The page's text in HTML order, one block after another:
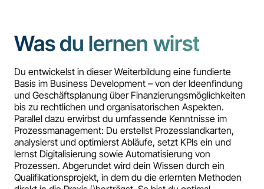
Was du lernen wirst
Du entwickelst in dieser Weiterbildung eine fundierte
Basis im Business Development – von der Ideenfindung
und Geschäftsplanung über Finanzierungsmöglichkeiten
bis zu rechtlichen und organisatorischen Aspekten.
Parallel dazu erwirbst du umfassende Kenntnisse im
Prozessmanagement: Du erstellst Prozesslandkarten,
analysierst und optimierst Abläufe, setzt KPIs ein und
lernst Digitalisierung sowie Automatisierung von
Prozessen. Abgerundet wird dein Wissen durch ein
Qualifikationsprojekt, in dem du die erlernten Methoden